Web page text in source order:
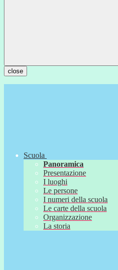
close
Scuola
Panoramica
Presentazione
I luoghi
Le persone
I numeri della scuola
Le carte della scuola
Organizzazione
La storia